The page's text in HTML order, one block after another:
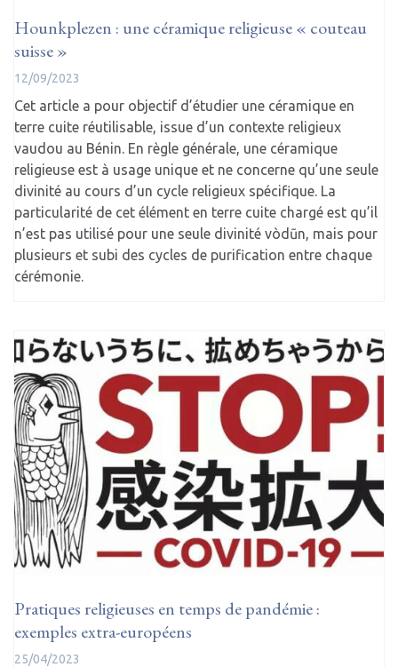
Hounkplezen : une céramique religieuse « couteau
suisse »
12/09/2023
Cet article a pour objectif d’étudier une céramique en
terre cuite réutilisable, issue d’un contexte religieux
vaudou au Bénin. En règle générale, une céramique
religieuse est à usage unique et ne concerne qu’une seule
divinité au cours d’un cycle religieux spécifique. La
particularité de cet élément en terre cuite chargé est qu’il
n’est pas utilisé pour une seule divinité vòdũn, mais pour
plusieurs et subi des cycles de purification entre chaque
cérémonie.
Pratiques religieuses en temps de pandémie :
exemples extra-européens
25/04/2023